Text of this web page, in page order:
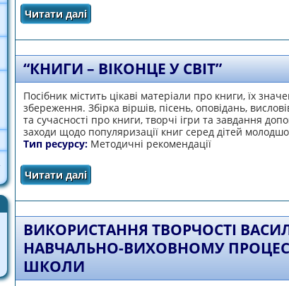
Читати далі
про “Використання творів В.О.
“КНИГИ – ВІКОНЦЕ У СВІТ”
Посібник містить цікаві матеріали про книги, їх
збереження. Збірка віршів, пісень, оповідань,
та сучасності про книги, творчі ігри та завдання
заходи щодо популяризації книг серед дітей
Тип ресурсу: Методичні рекомендації
Читати даліпро “Книги – віконце у світ”
ВИКОРИСТАННЯ ТВОРЧОСТІ
НАВЧАЛЬНО-ВИХОВНОМУ
ШКОЛИ